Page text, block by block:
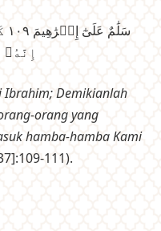
Ibrahim; Demikianlah
orang yang
hamba-hamba Kami
111).